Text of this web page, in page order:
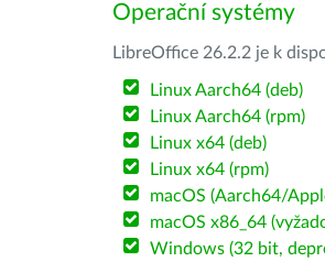
Operační systémy
LibreOffice 26.2.2 je k
Linux Aarch64 (deb)
Linux Aarch64 (rpm)
Linux x64 (deb)
Linux x64 (rpm)
macOS (Aarch64/
macOS x86_64
Windows (32 bit,